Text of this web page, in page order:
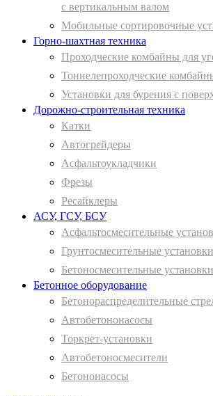
с вертикальным валом
Мобильные сортировочные
Горно-шахтная техника
Проходческие комбайны для
Тоннелепроходческие
Установки для бурения с
Дорожно-строительная техника
Катки
Автогрейдеры
Асфальтоукладчики
Фрезы
Ресайклеры
АСУ, ГСУ, БСУ
Асфальтосмесительные
Грунтосмесительные установки
Бетоносмесительные установки
Бетонное оборудование
Бетонораспределительные
Автобетононасосы
Торкрет-установки
Автобетоносмесители
Бетононасосы